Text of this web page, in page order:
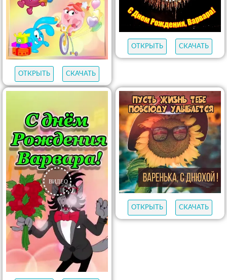
ОТКРЫТЬ СКАЧАТЬ
ОТКРЫТЬ СКАЧАТЬ
ОТКРЫТЬ СКАЧАТЬ